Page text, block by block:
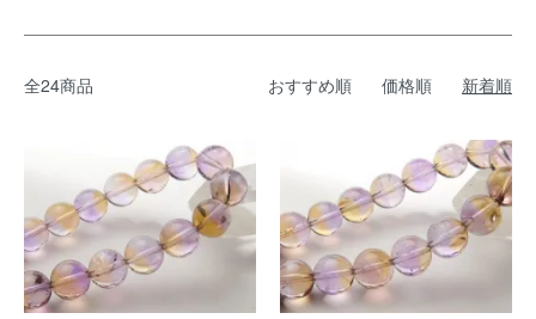
全24商品 おすすめ順 価格順 新着順